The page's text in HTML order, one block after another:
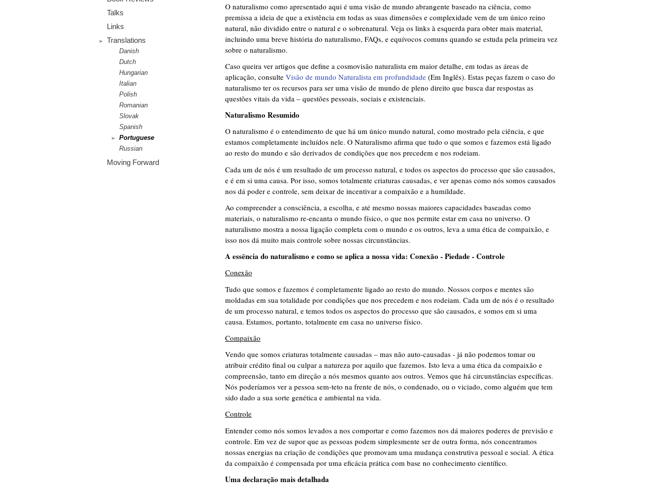
O naturalismo como apresentado aqui é uma visão de mundo abrangente baseado na ciência, como
premissa a ideia de que a existência em todas as suas dimensões e complexidade vem de um único reino
natural, não dividido entre o natural e o sobrenatural. Veja os links à esquerda para obter mais material,
incluindo uma breve história do naturalismo, FAQs, e equívocos comuns quando se estuda pela primeira vez
sobre o naturalismo.
Caso queira ver artigos que define a cosmovisão naturalista em maior detalhe, em todas as áreas de
aplicação, consulte Visão de mundo Naturalista em profundidade (Em Inglês). Estas peças fazem o caso do
naturalismo ter os recursos para ser uma visão de mundo de pleno direito que busca dar respostas as
questões vitais da vida – questões pessoais, sociais e existenciais.
Naturalismo Resumido
O naturalismo é o entendimento de que há um único mundo natural, como mostrado pela ciência, e que
estamos completamente incluídos nele. O Naturalismo afirma que tudo o que somos e fazemos está ligado
ao resto do mundo e são derivados de condições que nos precedem e nos rodeiam.
Cada um de nós é um resultado de um processo natural, e todos os aspectos do processo que são causados,
e é em si uma causa. Por isso, somos totalmente criaturas causadas, e ver apenas como nós somos causados
nos dá poder e controle, sem deixar de incentivar a compaixão e a humildade.
Ao compreender a consciência, a escolha, e até mesmo nossas maiores capacidades baseadas como
materiais, o naturalismo re-encanta o mundo físico, o que nos permite estar em casa no universo. O
naturalismo mostra a nossa ligação completa com o mundo e os outros, leva a uma ética de compaixão, e
isso nos dá muito mais controle sobre nossas circunstâncias.
A essência do naturalismo e como se aplica a nossa vida: Conexão - Piedade - Controle
Conexão
Tudo que somos e fazemos é completamente ligado ao resto do mundo. Nossos corpos e mentes são
moldadas em sua totalidade por condições que nos precedem e nos rodeiam. Cada um de nós é o resultado
de um processo natural, e temos todos os aspectos do processo que são causados, e somos em si uma
causa. Estamos, portanto, totalmente em casa no universo físico.
Compaixão
Vendo que somos criaturas totalmente causadas – mas não auto-causadas - já não podemos tomar ou
atribuir crédito final ou culpar a natureza por aquilo que fazemos. Isto leva a uma ética da compaixão e
compreensão, tanto em direção a nós mesmos quanto aos outros. Vemos que há circunstâncias específicas.
Nós poderíamos ver a pessoa sem-teto na frente de nós, o condenado, ou o viciado, como alguém que tem
sido dado a sua sorte genética e ambiental na vida.
Controle
Entender como nós somos levados a nos comportar e como fazemos nos dá maiores poderes de previsão e
controle. Em vez de supor que as pessoas podem simplesmente ser de outra forma, nós concentramos
nossas energias na criação de condições que promovam uma mudança construtiva pessoal e social. A ética
da compaixão é compensada por uma eficácia prática com base no conhecimento científico.
Uma declaração mais detalhada
Talks
Links
Translations
Danish
Dutch
Hungarian
Italian
Polish
Romanian
Slovak
Spanish
Portuguese
Russian
Moving Forward